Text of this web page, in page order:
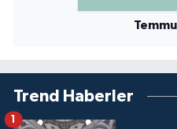
Trend Haberler
1
Şanlıurfa Müftülüğü
Şırnak Müftülüğü